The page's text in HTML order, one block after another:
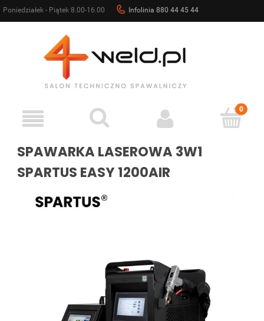
Poniedziałek - Piątek 8.00-16.00 Infolinia 880 44 45 44
SPAWARKA LASEROWA 3W1
SPARTUS EASY 1200AIR